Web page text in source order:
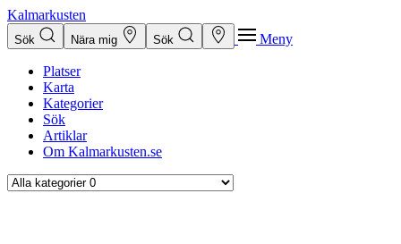
Kalmarkusten
Sök Nära mig Sök Meny
Platser
Karta
Kategorier
Sök
Artiklar
Om Kalmarkusten.se